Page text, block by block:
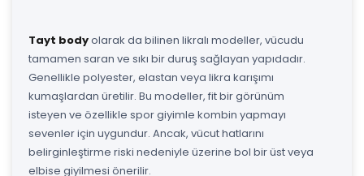
Tayt bodyolarak da bilinen likralı modeller, vücudu
tamamen saran ve sıkı bir duruş sağlayan yapıdadır.
Genellikle polyester, elastan veya likra karışımı
kumaşlardan üretilir. Bu modeller, fit bir görünüm
isteyen ve özellikle spor giyimle kombin yapmayı
sevenler için uygundur. Ancak, vücut hatlarını
belirginleştirme riski nedeniyle üzerine bol bir üst veya
elbise giyilmesi önerilir.